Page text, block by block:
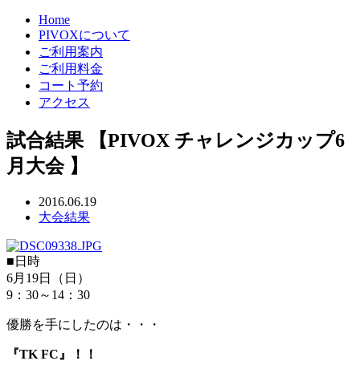
Home
PIVOXについて
ご利用案内
ご利用料金
コート予約
アクセス
試合結果 【PIVOX チャレンジカップ6
月大会 】
2016.06.19
大会結果
■日時
6月19日（日）
9：30～14：30
優勝を手にしたのは・・・
『TK FC』！！